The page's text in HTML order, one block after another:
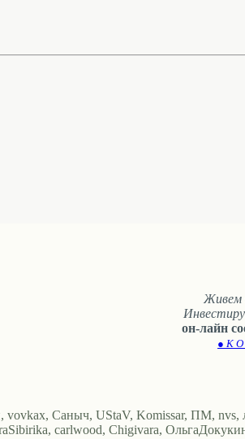
Живем
он-лайн
● К
vovkax, Саныч, UStaV, Komissar, ПМ,
carlwood, Chigivara,